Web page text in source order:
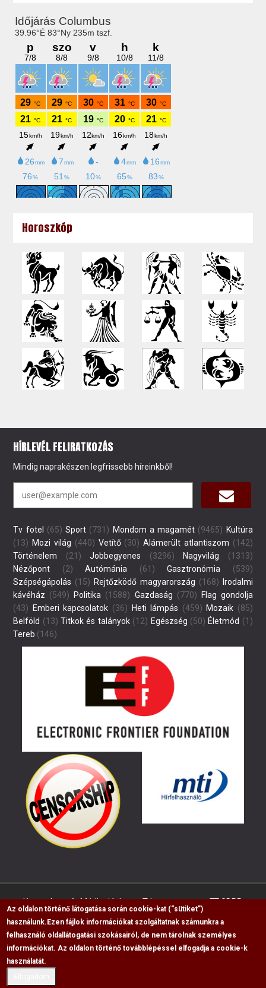
Horoszkóp
HÍRLEVÉL FELIRATKOZÁS
Mindig naprakészen legfrissebb híreinkből!
Tv fotel (65) Sport (731) Mondom a magamét (9465) Kultúra
(13) Mozi világ (440) Vetítő(30) Alámerült atlantiszom (142)
Történelem (21) Jobbegyenes (3296) Nagyvilág (1313)
Nézőpont (2) Autómánia (61) Gasztronómia (539)
Szépségápolás (15) Rejtőzködő magyarország (168)
Irodalmi
kávéház (549) Politika (1588) Gazdaság (770)
Flag gondolja
(43)
Emberi kapcsolatok (36) Heti lámpás (459) Mozaik (85)
Belföld (13) Titkok és talányok(12) Egészség (50) Életmód (1)
Tereb (146)
Kapcsolat Médiaajánlat Impresszum GDPR
RSS
Copyright © 2009-2026, Flag Polgári Magazin saját
Az oldalon történő látogatása során cookie-kat (“sütiket”)
használunk. Ezen fájlok információkat szolgáltatnak számunkra a
felhasználó oldallátogatási szokásairól, de nem tárolnak személyes
információkat. Az oldalon történő továbblépéssel elfogadja a cookie-k
használatát.